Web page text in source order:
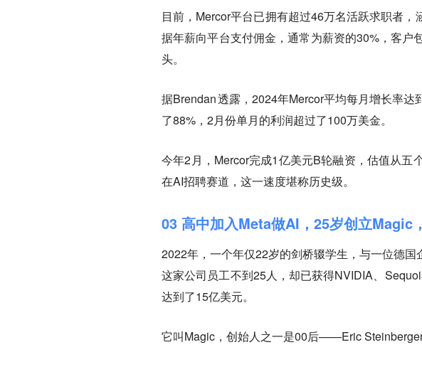
目前，Mercor平台已拥有超过46万名活跃求职者
据年薪向平台支付佣金，通常为薪资的30%，客户
头。
据Brendan 透露，2024年Mercor平均每月增长率
了88%，2月份单月的利润超过了100万美金。
今年2月，Mercor完成1亿美元B轮融资，估值从五
在AI招聘赛道，这一速度堪称历史级。
03 高中加入Meta做AI，25岁创立Magic
2022年，一个年仅22岁的剑桥辍学生，与一位德国
这家公司员工不到25人，却已获得NVIDIA、
达到了15亿美元。
它叫Magic，创始人之一是00后——Eric Steinberger